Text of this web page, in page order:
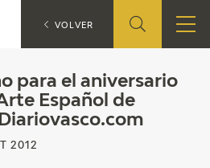
para el aniversario
Español de
2012
EXHIBITIONS Un Goya
VOLVER